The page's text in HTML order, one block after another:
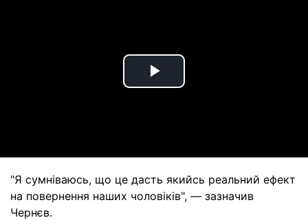
Play
"Я сумніваюсь, що це дасть якийсь реальний ефект
на повернення наших чоловіків", — зазначив
Чернєв.